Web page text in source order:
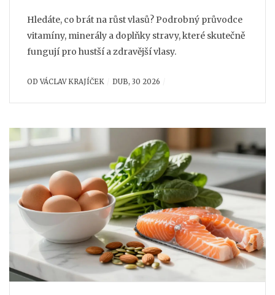
Hledáte, co brát na růst vlasů? Podrobný průvodce
vitamíny, minerály a doplňky stravy, které skutečně
fungují pro hustší a zdravější vlasy.
ODVÁCLAV KRAJÍČEK DUB, 30 2026